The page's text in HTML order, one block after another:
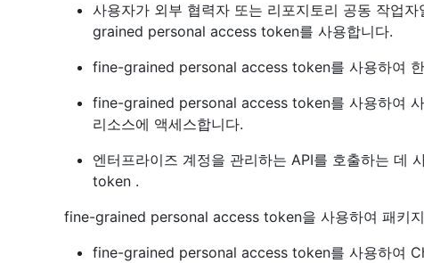
사용자가 외부 협력자 또는 리포지토리 공동 작업
grained personal access token를 사용합니다.
fine-grained personal access token를 사용하여
fine-grained personal access token를 사용하여
리소스에 액세스합니다.
엔터프라이즈 계정을 관리하는 API를 호출하는
token .
fine-grained personal access token을 사용하여 패키
fine-grained personal access token를 사용하여